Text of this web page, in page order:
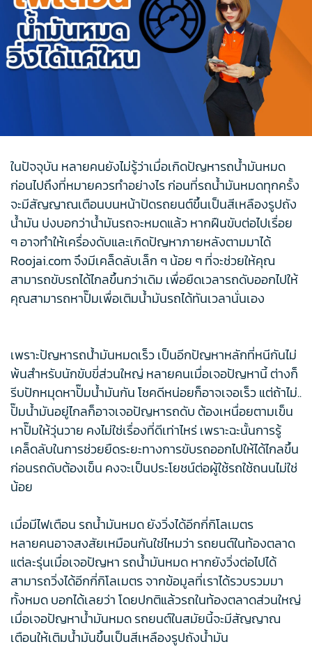
ในปัจจุบัน หลายคนยังไม่รู้ว่าเมื่อเกิดปัญหารถน้ำมันหมด
ก่อนไปถึงที่หมายควรทำอย่างไร ก่อนที่รถน้ำมันหมดทุกครั้ง
จะมีสัญญาณเตือนบนหน้าปัดรถยนต์ขึ้นเป็นสีเหลืองรูปถัง
น้ำมัน บ่งบอกว่าน้ำมันรถจะหมดแล้ว หากฝืนขับต่อไปเรื่อย
ๆ อาจทำให้เครื่องดับและเกิดปัญหาภายหลังตามมาได้
Roojai.com จึงมีเคล็ดลับเล็ก ๆ น้อย ๆ ที่จะช่วยให้คุณ
สามารถขับรถได้ไกลขึ้นกว่าเดิม เพื่อยืดเวลารถดับออกไปให้
คุณสามารถหาปั๊มเพื่อเติมน้ำมันรถได้ทันเวลานั่นเอง
เพราะปัญหารถน้ํามันหมดเร็ว เป็นอีกปัญหาหลักที่หนีกันไม่
พ้นสำหรับนักขับขี่ส่วนใหญ่ หลายคนเมื่อเจอปัญหานี้ ต่างก็
รีบปักหมุดหาปั๊มน้ำมันกัน โชคดีหน่อยก็อาจเจอเร็ว แต่ถ้าไม่..
ปั๊มน้ำมันอยู่ไกลก็อาจเจอปัญหารถดับ ต้องเหนื่อยตามเข็น
หาปั๊มให้วุ่นวาย คงไม่ใช่เรื่องที่ดีเท่าไหร่ เพราะฉะนั้นการรู้
เคล็ดลับในการช่วยยืดระยะทางการขับรถออกไปให้ได้ไกลขึ้น
ก่อนรถดับต้องเข็น คงจะเป็นประโยชน์ต่อผู้ใช้รถใช้ถนนไม่ใช่
น้อย
เมื่อมีไฟเตือน รถน้ำมันหมด ยังวิ่งได้อีกกี่กิโลเมตร
หลายคนอาจสงสัยเหมือนกันใช่ไหมว่า รถยนต์ในท้องตลาด
แต่ละรุ่นเมื่อเจอปัญหา รถน้ำมันหมด หากยังวิ่งต่อไปได้
สามารถวิ่งได้อีกกี่กิโลเมตร จากข้อมูลที่เราได้รวบรวมมา
ทั้งหมด บอกได้เลยว่า โดยปกติแล้วรถในท้องตลาดส่วนใหญ่
เมื่อเจอปัญหาน้ำมันหมด รถยนต์ในสมัยนี้จะมีสัญญาณ
เตือนให้เติมน้ำมันขึ้นเป็นสีเหลืองรูปถังน้ำมัน